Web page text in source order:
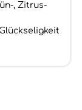
, Zitrus-